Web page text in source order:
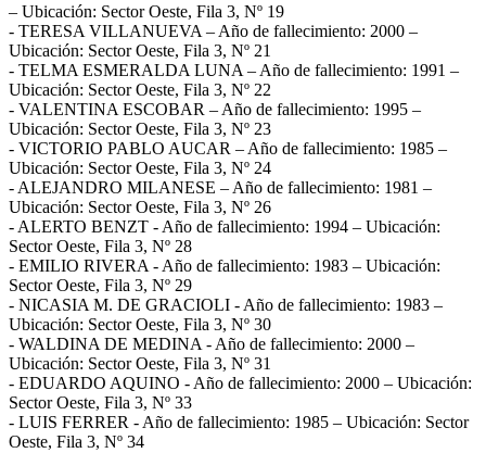
– Ubicación: Sector Oeste, Fila 3, Nº 19
- TERESA VILLANUEVA – Año de fallecimiento: 2000 –
Ubicación: Sector Oeste, Fila 3, Nº 21
- TELMA ESMERALDA LUNA – Año de fallecimiento: 1991 –
Ubicación: Sector Oeste, Fila 3, Nº 22
- VALENTINA ESCOBAR – Año de fallecimiento: 1995 –
Ubicación: Sector Oeste, Fila 3, Nº 23
- VICTORIO PABLO AUCAR – Año de fallecimiento: 1985 –
Ubicación: Sector Oeste, Fila 3, Nº 24
- ALEJANDRO MILANESE – Año de fallecimiento: 1981 –
Ubicación: Sector Oeste, Fila 3, Nº 26
- ALERTO BENZT - Año de fallecimiento: 1994 – Ubicación:
Sector Oeste, Fila 3, Nº 28
- EMILIO RIVERA - Año de fallecimiento: 1983 – Ubicación:
Sector Oeste, Fila 3, Nº 29
- NICASIA M. DE GRACIOLI - Año de fallecimiento: 1983 –
Ubicación: Sector Oeste, Fila 3, Nº 30
- WALDINA DE MEDINA - Año de fallecimiento: 2000 –
Ubicación: Sector Oeste, Fila 3, Nº 31
- EDUARDO AQUINO - Año de fallecimiento: 2000 – Ubicación:
Sector Oeste, Fila 3, Nº 33
- LUIS FERRER - Año de fallecimiento: 1985 – Ubicación: Sector
Oeste, Fila 3, Nº 34